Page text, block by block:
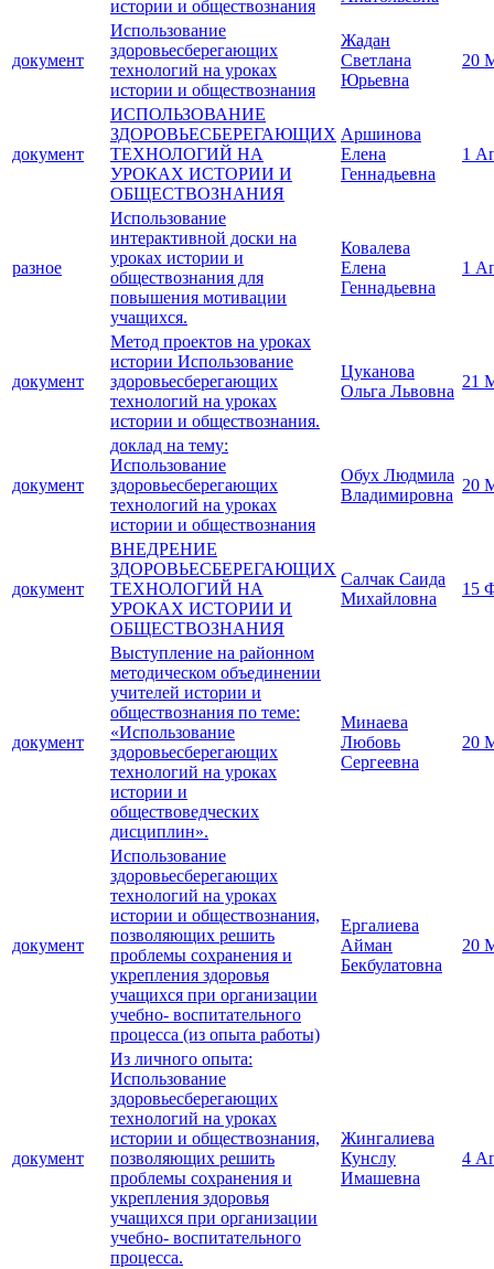
истории и обществознания
документ
Использование
здоровьесберегающих
технологий на уроках
истории и обществознания
Жадан
Светлана
Юрьевна
20
документ
ИСПОЛЬЗОВАНИЕ
ЗДОРОВЬЕСБЕРЕГАЮЩИХ
ТЕХНОЛОГИЙ НА
УРОКАХ ИСТОРИИ И
ОБЩЕСТВОЗНАНИЯ
Аршинова
Елена
Геннадьевна
1
разное
Использование
интерактивной доски на
уроках истории и
обществознания для
повышения мотивации
учащихся.
Ковалева
Елена
Геннадьевна
1
документ
Метод проектов на уроках
истории Использование
здоровьесберегающих
технологий на уроках
истории и обществознания.
Цуканова
Ольга Львовна
21
документ
доклад на тему:
Использование
здоровьесберегающих
технологий на уроках
истории и обществознания
Обух Людмила
Владимировна
20
документ
ВНЕДРЕНИЕ
ЗДОРОВЬЕСБЕРЕГАЮЩИХ
ТЕХНОЛОГИЙ НА
УРОКАХ ИСТОРИИ И
ОБЩЕСТВОЗНАНИЯ
Салчак Саида
Михайловна
15
документ
Выступление на районном
методическом объединении
учителей истории и
обществознания по теме:
«Использование
здоровьесберегающих
технологий на уроках
истории и
обществоведческих
дисциплин».
Минаева
Любовь
Сергеевна
20
документ
Использование
здоровьесберегающих
технологий на уроках
истории и обществознания,
позволяющих решить
проблемы сохранения и
укрепления здоровья
учащихся при организации
учебно- воспитательного
процесса (из опыта работы)
Ергалиева
Айман
Бекбулатовна
20
документ
Из личного опыта:
Использование
здоровьесберегающих
технологий на уроках
истории и обществознания,
позволяющих решить
проблемы сохранения и
укрепления здоровья
учащихся при организации
учебно- воспитательного
процесса.
Жингалиева
Кунслу
Имашевна
4